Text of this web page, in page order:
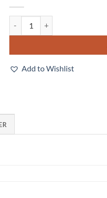
Add to Wishlist